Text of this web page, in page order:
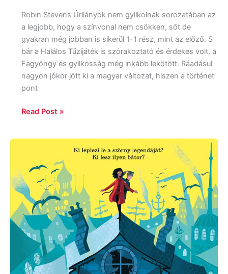
Robin Stevens Úrilányok nem gyilkolnak sorozatában az
a legjobb, hogy a színvonal nem csökken, sőt de
gyakran még jobban is sikerül 1-1 rész, mint az előző. S
bár a Halálos Tűzijáték is szórakoztató és érdekes volt, a
Fagyöngy és gyilkosság még inkább lekötött. Ráadásul
nagyon jókor jött ki a magyar változat, hiszen a történet
pont
Read Post »
Malamandra